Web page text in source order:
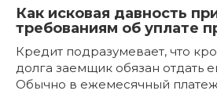
Как исковая давность
требованиям об уплате
Кредит подразумевает, что
долга заемщик обязан отдать
Обычно в ежемесячный платеж